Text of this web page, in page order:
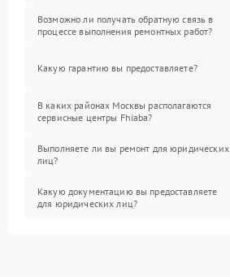
Возможно ли получать обратную связь в
процессе выполнения ремонтных работ?
Какую гарантию вы предоставляете?
В каких районах Москвы располагаются
сервисные центры Fhiaba?
Выполняете ли вы ремонт для юридических
лиц?
Какую документацию вы предоставляете
для юридических лиц?